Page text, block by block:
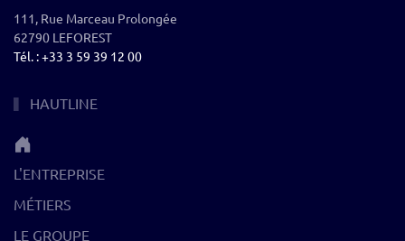
111, Rue Marceau Prolongée
62790 LEFOREST
Tél. : +33 3 59 39 12 00
HAUTLINE
L'ENTREPRISE
MÉTIERS
LE GROUPE